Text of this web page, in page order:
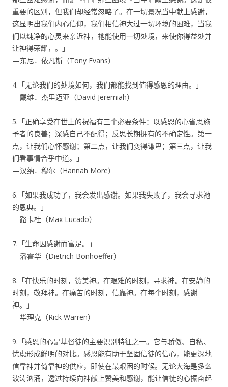
重要的区别，但我们却经常忽略了。在一切景况当中献上感谢，
这显明出我们内心信仰，我们相信神大过一切环境的困难，当我
们以纯净的心灵来亲近神，祂能使用一切处境，来使你得益处并
让神得荣耀，。」
—东尼．依凡斯（Tony Evans）
4.「无论我们的处境如何，我们都能找到值得感恩的理由。」
—戴维．杰里迈亚（David Jeremiah）
5.「正确享受在世上的祝福有三个必要条件：以感恩的心省思施
予者的良善；深感自己不配得；反思长期拥有的不确定性。第一
点，让我们心怀感谢；第二点，让我们变得谦卑；第三点，让我
们看事情合乎中道。」
—汉纳．穆尔（Hannah More）
6.「如果我成功了，我会发出感谢。如果我失败了，我会寻求祂
的恩典。」
—路卡杜（Max Lucado）
7.「生命因感谢而富足。」
—潘霍华（Dietrich Bonhoeffer）
8.「在快乐的时刻，赞美神。在艰难的时刻，寻求神。在安静的
时刻，敬拜神。在痛苦的时刻，信靠神。在每个时刻，感谢
神。」
—华理克（Rick Warren）
9.「感恩的心是基督徒的主要识别特征之一。它与骄傲、自私、
忧虑形成鲜明的对比。感恩能有助于坚固信徒的信心，能更深地
信靠神并倚靠神的供应，即使在最艰困的时候。无论大海是多么
波涛汹涌，透过持续向神献上赞美和感谢，能让信徒的心振奋起